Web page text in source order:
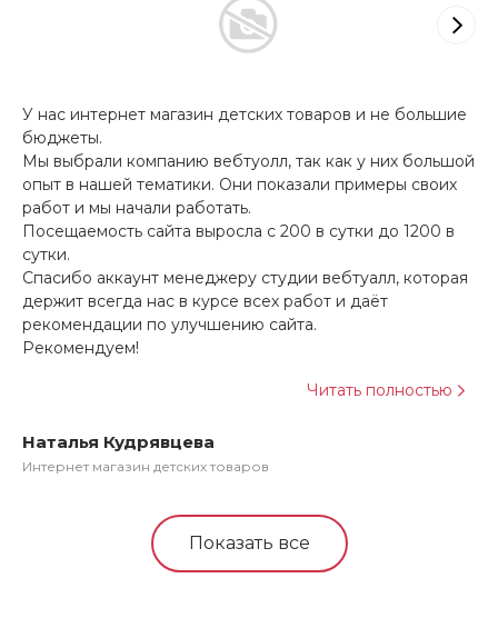
У нас интернет магазин детских товаров и не большие
бюджеты.
Мы выбрали компанию вебтуолл, так как у них большой
опыт в нашей тематики. Они показали примеры своих
работ и мы начали работать.
Посещаемость сайта выросла с 200 в сутки до 1200 в
сутки.
Спасибо аккаунт менеджеру студии вебтуалл, которая
держит всегда нас в курсе всех работ и даёт
рекомендации по улучшению сайта.
Рекомендуем!
Читать полностью
Наталья Кудрявцева
Интернет магазин детских товаров
Показать все